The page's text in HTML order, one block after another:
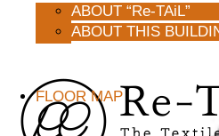
ABOUT “Re-TAiL”
ABOUT THIS
FLOOR MAP
Kick out